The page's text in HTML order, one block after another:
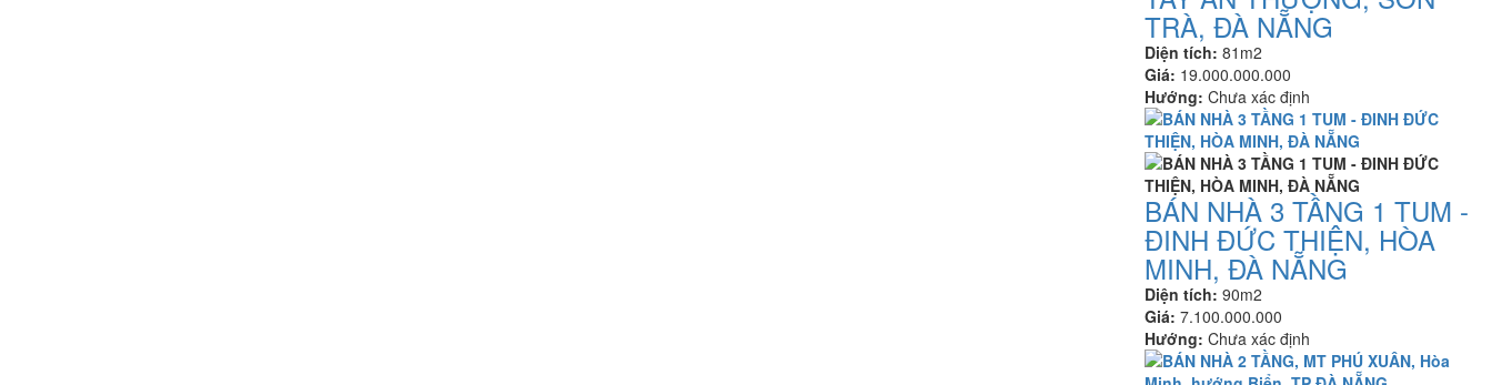
TRÀ, ĐÀ NẴNG
Diện tích: 81m2
Giá: 19.000.000.000
Hướng: Chưa xác định
BÁN NHÀ 3 TẦNG 1 TUM -
ĐINH ĐỨC THIỆN, HÒA
MINH, ĐÀ NẴNG
Diện tích: 90m2
Giá: 7.100.000.000
Hướng: Chưa xác định